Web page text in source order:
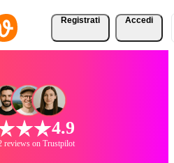
Registrati Accedi
4.9
reviews on Trustpilot